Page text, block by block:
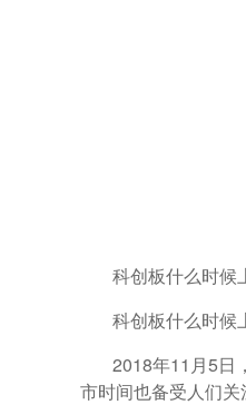
科创板什么时候
科创板什么时候
2018年11月5日
市时间也备受人们关